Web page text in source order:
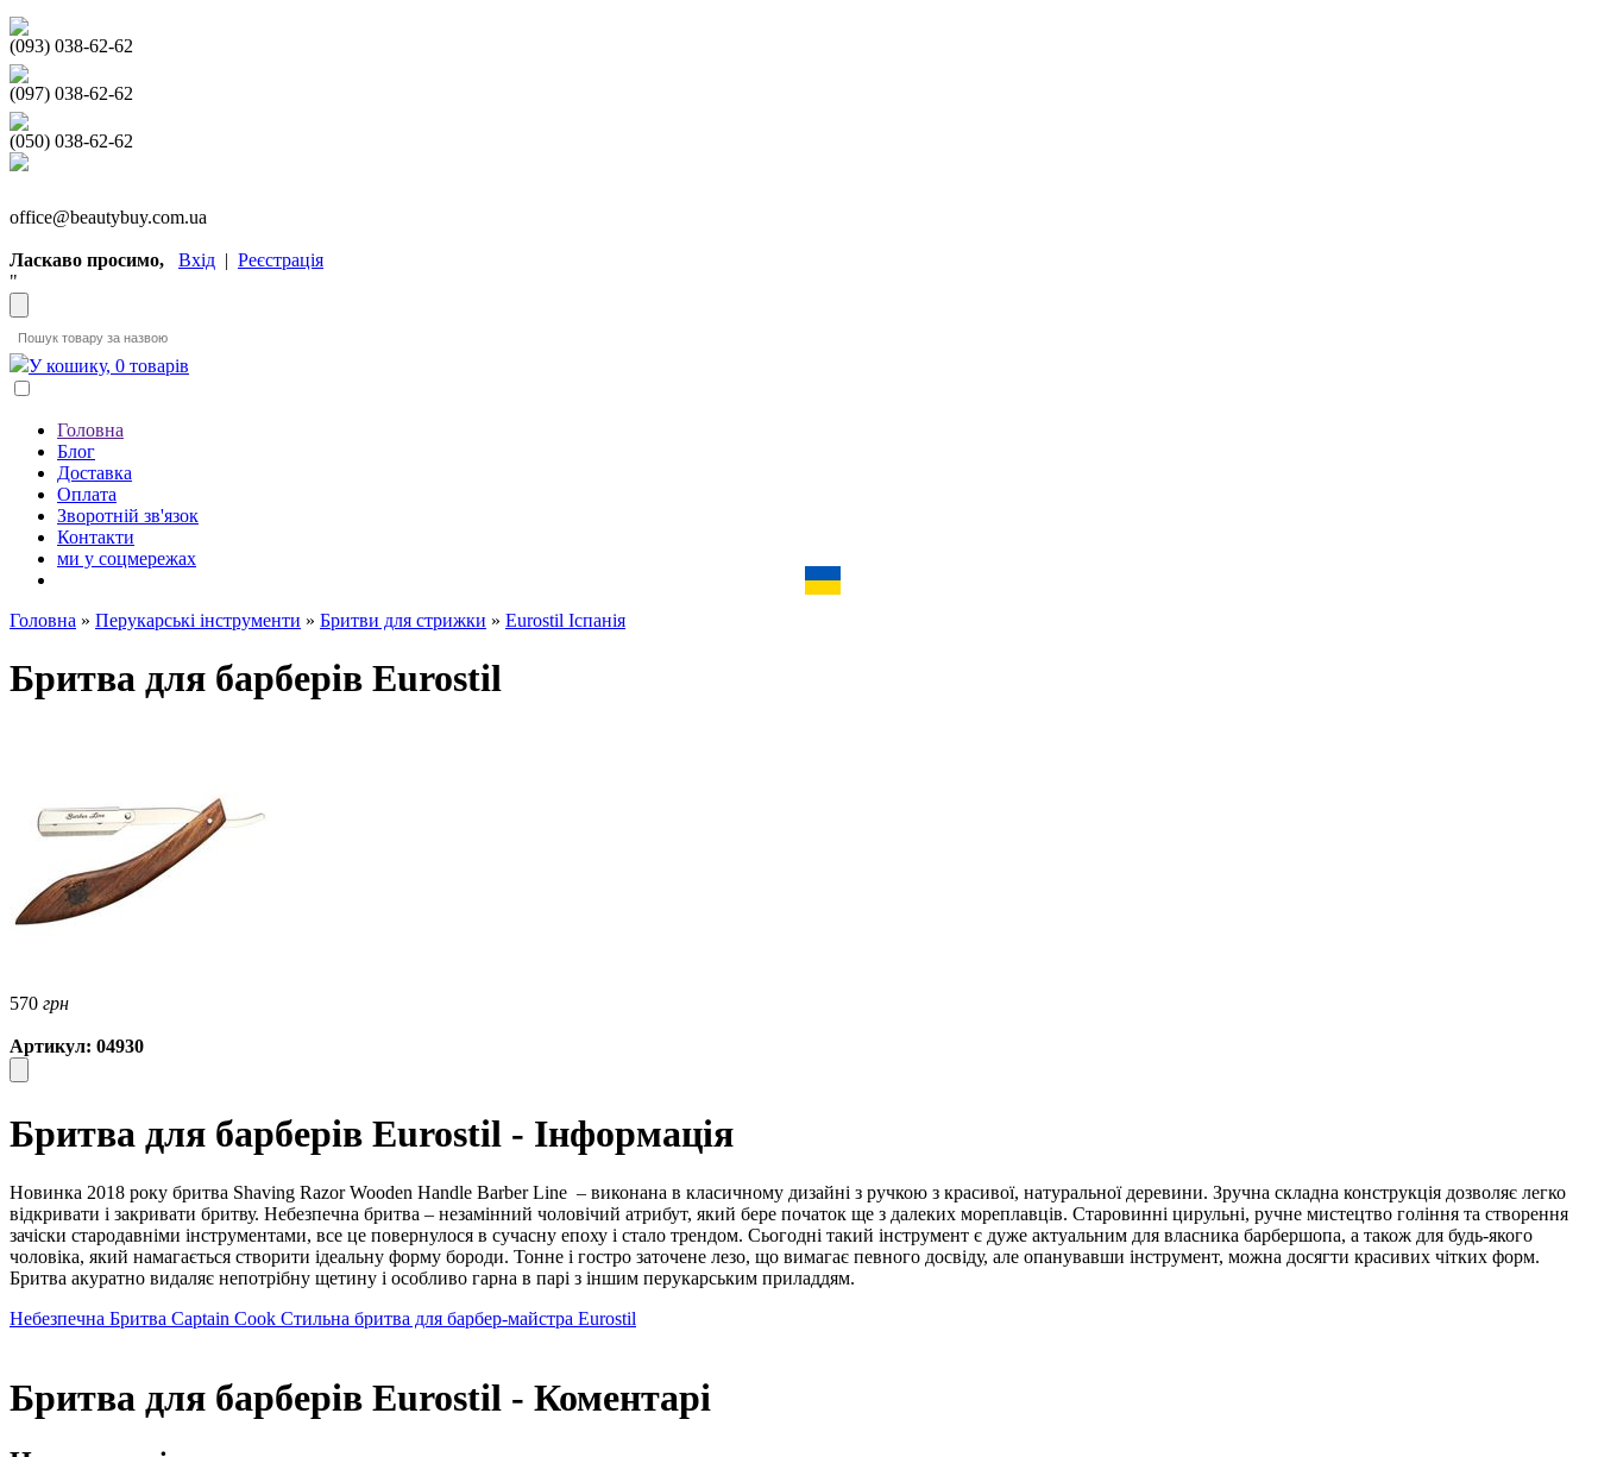
(093) 038-62-62
(097) 038-62-62
(050) 038-62-62
office@beautybuy.com.ua
Ласкаво просимо, Вхід | Реєстрація
"
У кошику, 0 товарів
Головна
Блог
Доставка
Оплата
Зворотній зв'язок
Контакти
ми у соцмережах
Головна » Перукарські інструменти » Бритви для стрижки » Eurostil Іспанія
Бритва для барберів Eurostil
570 грн
Артикул: 04930
Бритва для барберів Eurostil - Інформація
Новинка 2018 року бритва Shaving Razor Wooden Handle Barber Line – виконана в класичному дизайні з ручкою з красивої, натуральної деревини. Зручна складна конструкція дозволяє легко
відкривати і закривати бритву. Небезпечна бритва – незамінний чоловічий атрибут, який бере початок ще з далеких мореплавців. Старовинні цирульні, ручне мистецтво гоління та створення
зачіски стародавніми інструментами, все це повернулося в сучасну епоху і стало трендом. Сьогодні такий інструмент є дуже актуальним для власника барбершопа, а також для будь-якого
чоловіка, який намагається створити ідеальну форму бороди. Тонне і гостро заточене лезо, що вимагає певного досвіду, але опанувавши інструмент, можна досягти красивих чітких форм.
Бритва акуратно видаляє непотрібну щетину і особливо гарна в парі з іншим перукарським приладдям.
Небезпечна Бритва Captain Cook Стильна бритва для барбер-майстра Eurostil
Бритва для барберів Eurostil - Коментарі